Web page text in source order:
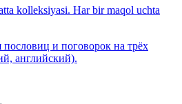
kolleksiyasi. Har bir maqol uchta
и поговорок на трёх
английский).